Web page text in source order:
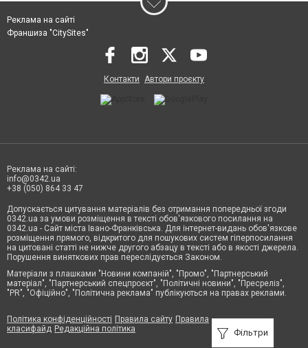
Фільтри
Реклама на сайті
Франшиза "CitySites"
Контакти Автори проєкту
Реклама на сайті:
info@0342.ua
+38 (050) 864 33 47
Допускається цитування матеріалів без отримання попередньої згоди
0342.ua за умови розміщення в тексті обов'язкового посилання на
0342.ua - Сайт міста Івано-Франківська. Для інтернет-видань обов'язкове
розміщення прямого, відкритого для пошукових систем гіперпосилання
на цитовані статті не нижче другого абзацу в тексті або в якості джерела.
Порушення виняткових прав переслідується Законом.
Матеріали з плашками "Новини компаній", "Промо", "Партнерський
матеріал", "Партнерський спецпроєкт", "Політичні новини", "Пресреліз",
"PR", "Офіційно", "Політична реклама" публікуються на правах реклами.
Політика конфіденційності Правила сайту Правила
класифайд Редакційна політика